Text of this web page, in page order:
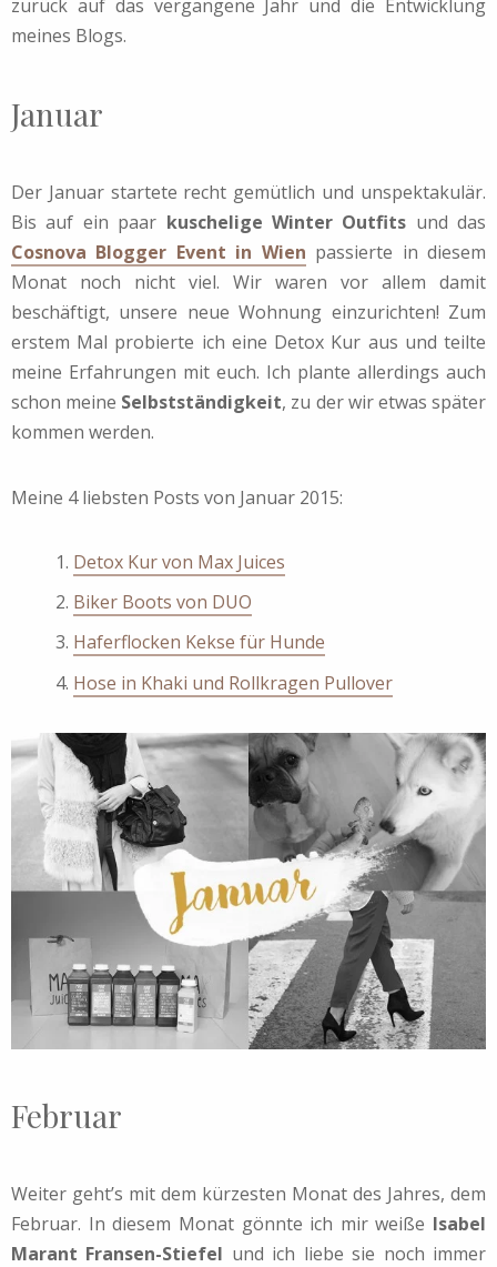
zurück auf das vergangene Jahr und die Entwicklung
meines Blogs.
Januar
Der Januar startete recht gemütlich und unspektakulär.
Bis auf ein paar kuschelige Winter Outfits und das
Cosnova Blogger Event in Wien passierte in diesem
Monat noch nicht viel. Wir waren vor allem damit
beschäftigt, unsere neue Wohnung einzurichten! Zum
erstem Mal probierte ich eine Detox Kur aus und teilte
meine Erfahrungen mit euch. Ich plante allerdings auch
schon meine Selbstständigkeit, zu der wir etwas später
kommen werden.
Meine 4 liebsten Posts von Januar 2015:
Detox Kur von Max Juices
Biker Boots von DUO
Haferflocken Kekse für Hunde
Hose in Khaki und Rollkragen Pullover
Februar
Weiter geht’s mit dem kürzesten Monat des Jahres, dem
Februar. In diesem Monat gönnte ich mir weiße Isabel
Marant Fransen-Stiefel und ich liebe sie noch immer